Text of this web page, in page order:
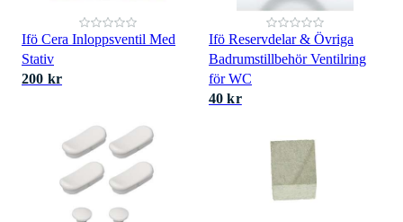
Ifö Cera Inloppsventil Med
Stativ
200 kr
Ifö Reservdelar & Övriga
Badrumstillbehör Ventilring
för WC
40 kr